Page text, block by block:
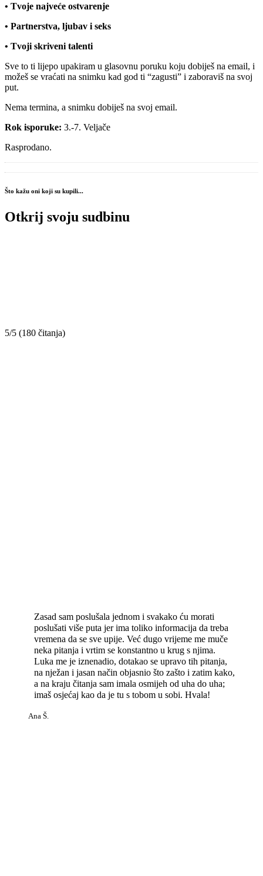
• Tvoje najveće ostvarenje
• Partnerstva, ljubav i seks
• Tvoji skriveni talenti
Sve to ti lijepo upakiram u glasovnu poruku koju dobiješ na email, i
možeš se vraćati na snimku kad god ti “zagusti” i zaboraviš na svoj
put.
Nema termina, a snimku dobiješ na svoj email.
Rok isporuke: 3.-7. Veljače
Rasprodano.
Što kažu oni koji su kupili...
Otkrij svoju sudbinu
5/5 (180 čitanja)
Zasad sam poslušala jednom i svakako ću morati
poslušati više puta jer ima toliko informacija da treba
vremena da se sve upije. Već dugo vrijeme me muče
neka pitanja i vrtim se konstantno u krug s njima.
Luka me je iznenadio, dotakao se upravo tih pitanja,
na nježan i jasan način objasnio što zašto i zatim kako,
a na kraju čitanja sam imala osmijeh od uha do uha;
imaš osjećaj kao da je tu s tobom u sobi. Hvala!
Ana Š.